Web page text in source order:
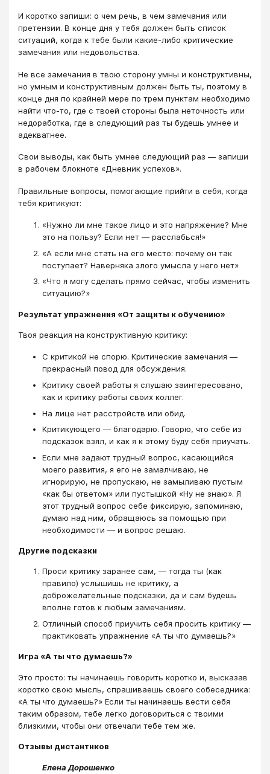
И коротко запиши: о чем речь, в чем замечания или
претензии. В конце дня у тебя должен быть список
ситуаций, когда к тебе были какие-либо критические
замечания или недовольства.
Не все замечания в твою сторону умны и конструктивны,
но умным и конструктивным должен быть ты, поэтому в
конце дня по крайней мере по трем пунктам необходимо
найти что-то, где с твоей стороны была неточность или
недоработка, где в следующий раз ты будешь умнее и
адекватнее.
Свои выводы, как быть умнее следующий раз — запиши
в рабочем блокноте «Дневник успехов».
Правильные вопросы, помогающие прийти в себя, когда
тебя критикуют:
«Нужно ли мне такое лицо и это напряжение? Мне
это на пользу? Если нет — расслабься!»
«А если мне стать на его место: почему он так
поступает? Наверняка злого умысла у него нет»
«Что я могу сделать прямо сейчас, чтобы изменить
ситуацию?»
Результат упражнения «От защиты к обучению»
Твоя реакция на конструктивную критику:
С критикой не спорю. Критические замечания —
прекрасный повод для обсуждения.
Критику своей работы я слушаю заинтересовано,
как и критику работы своих коллег.
На лице нет расстройств или обид.
Критикующего — благодарю. Говорю, что себе из
подсказок взял, и как я к этому буду себя приучать.
Если мне задают трудный вопрос, касающийся
моего развития, я его не замалчиваю, не
игнорирую, не пропускаю, не замыливаю пустым
«как бы ответом» или пустышкой «Ну не знаю». Я
этот трудный вопрос себе фиксирую, запоминаю,
думаю над ним, обращаюсь за помощью при
необходимости — и вопрос решаю.
Другие подсказки
Проси критику заранее сам, — тогда ты (как
правило) услышишь не критику, а
доброжелательные подсказки, да и сам будешь
вполне готов к любым замечаниям.
Отличный способ приучить себя просить критику —
практиковать упражнение «А ты что думаешь?»
Игра «А ты что думаешь?»
Это просто: ты начинаешь говорить коротко и, высказав
коротко свою мысль, спрашиваешь своего собеседника:
«А ты что думаешь?» Если ты начинаешь вести себя
таким образом, тебе легко договориться с твоими
близкими, чтобы они отвечали тебе тем же.
Отзывы дистантнков
Елена Дорошенко